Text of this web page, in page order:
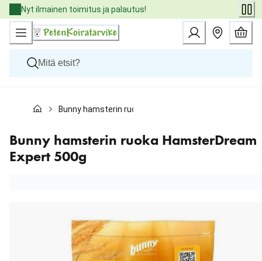
Skip
to
Content
Nyt ilmainen toimitus ja palautus!
Kissat
Eläinlääkäriruoat
Tuotemerkit
Uutuudet
Bunny hamsterin ruoka HamsterDream Expert 500g
Bunny hamsterin ruoka HamsterDream
Expert 500g